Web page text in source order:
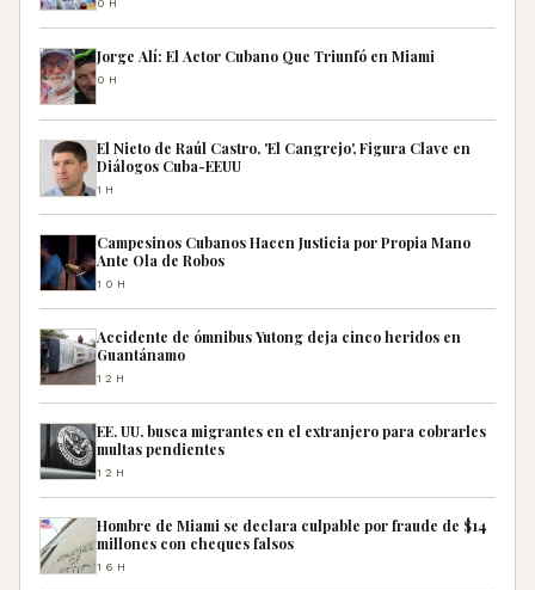
0H
Jorge Alí: El Actor Cubano Que Triunfó en Miami
0H
El Nieto de Raúl Castro, 'El Cangrejo', Figura Clave en
Diálogos Cuba-EEUU
1H
Campesinos Cubanos Hacen Justicia por Propia Mano
Ante Ola de Robos
10H
Accidente de ómnibus Yutong deja cinco heridos en
Guantánamo
12H
EE. UU. busca migrantes en el extranjero para cobrarles
multas pendientes
12H
Hombre de Miami se declara culpable por fraude de $14
millones con cheques falsos
16H